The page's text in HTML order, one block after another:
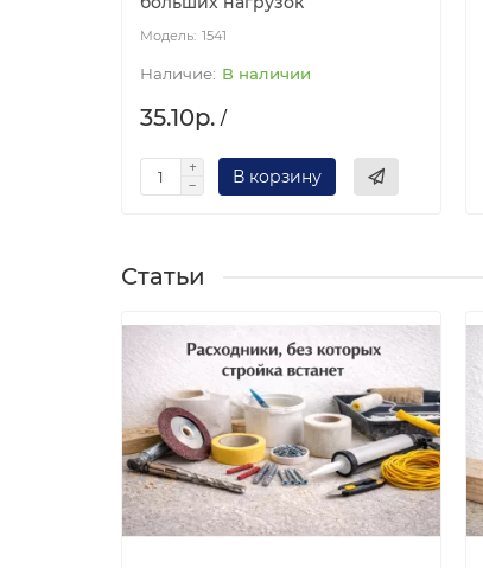
1541
В наличии
35.10р. /
В корзину
Статьи